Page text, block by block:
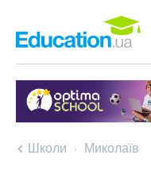
Школи Миколаїв